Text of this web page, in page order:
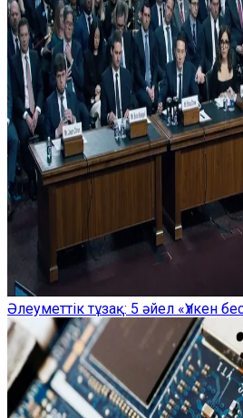
Әлеуметтік тұзақ: 5 әйел «Үлкен